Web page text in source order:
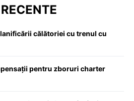
călătoriei cu trenul cu
pentru zboruri charter